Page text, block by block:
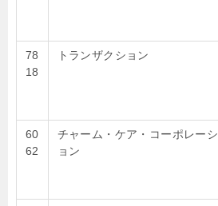
78
18
トランザクション
60
62
チャーム・ケア・コーポレーシ
ョン